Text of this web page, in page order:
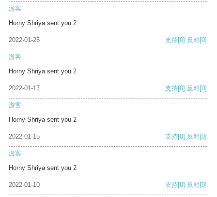
游客
Horny Shriya sent you 2
2022-01-25 支持[0] 反对[0]
游客
Horny Shriya sent you 2
2022-01-17 支持[0] 反对[0]
游客
Horny Shriya sent you 2
2022-01-15 支持[0] 反对[0]
游客
Horny Shriya sent you 2
2022-01-10 支持[0] 反对[0]